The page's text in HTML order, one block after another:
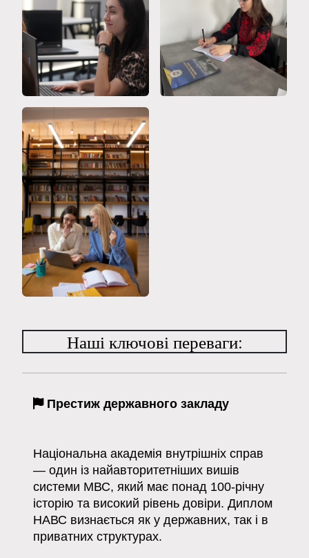
Наші ключові переваги:
Престиж державного закладу
Національна академія внутрішніх справ
— один із найавторитетніших вишів
системи МВС, який має понад 100-річну
історію та високий рівень довіри. Диплом
НАВС визнається як у державних, так і в
приватних структурах.